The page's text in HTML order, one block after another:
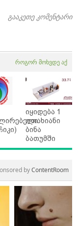
გააკეთე კომენტარი
როგორ მოხვდე აქ
იყიდება 1
ოთახიანი
ბინა
ბათუმში
byContentRoom